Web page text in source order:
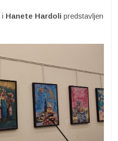
i Hanete Hardoli predstavljen